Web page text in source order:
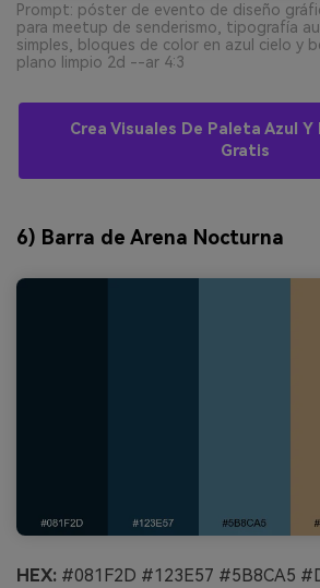
Prompt: póster de evento de diseño
para meetup de senderismo, tipografía
simples, bloques de color en azul cielo y
plano limpio 2d --ar 4:3
Crea Visuales De Paleta Azul Y
Gratis
6) Barra de Arena Nocturna
HEX: #081F2D #123E57 #5B8CA5